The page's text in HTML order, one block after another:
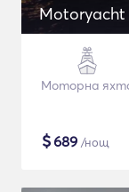
Motoryacht
Моторна
$689 /нощ